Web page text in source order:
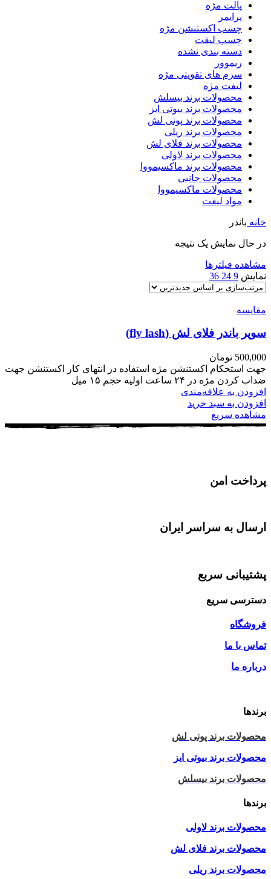
پالت مژه
پرایمر
چسب اکستنشن مژه
چسب لیفت
دسته بندی نشده
ریموور
سرم های تقویتی مژه
لیفت مژه
محصولات برند بیسلش
محصولات برند بیوتی ایز
محصولات برند پونی لش
محصولات برند ریلی
محصولات برند فلای لش
محصولات برند لاولی
محصولات برند ماکسیمووا
محصولات جانبی
محصولات ماکسیمووا
مواد لیفت
خانه باندر
در حال نمایش یک نتیجه
مشاهده فیلترها
نمایش 9
24
36
مقایسه
سوپر باندر فلای لش (fly lash)
500,000 تومان
جهت استحکام اکستنشن مژه استفاده در انتهای کار اکستنشن جهت
ضداب کردن مژه در ۲۴ ساعت اولیه حجم ۱۵ میل
افزودن به علاقه‌مندی
افزودن به سبد خرید
مشاهده سریع
پرداخت امن
ارسال به سراسر ایران
پشتیبانی سربع
دسترسی سریع
فروشگاه
تماس با ما
درباره ما
برندها
محصولات برند پونی لش
محصولات برند بیوتی ایز
محصولات برند بیسلش
برندها
محصولات برند لاولی
محصولات برند فلای لش
محصولات برند ریلی